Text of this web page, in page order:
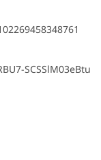
SCSSlM03eBtu